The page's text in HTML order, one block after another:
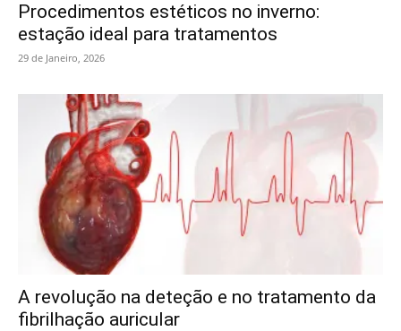
Procedimentos estéticos no inverno:
estação ideal para tratamentos
29 de Janeiro, 2026
A revolução na deteção e no tratamento da
fibrilhação auricular